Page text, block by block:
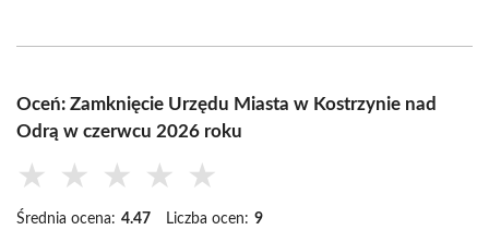
Oceń: Zamknięcie Urzędu Miasta w Kostrzynie nad
Odrą w czerwcu 2026 roku
★ ★ ★ ★ ★
Średnia ocena: 4.47 Liczba ocen: 9